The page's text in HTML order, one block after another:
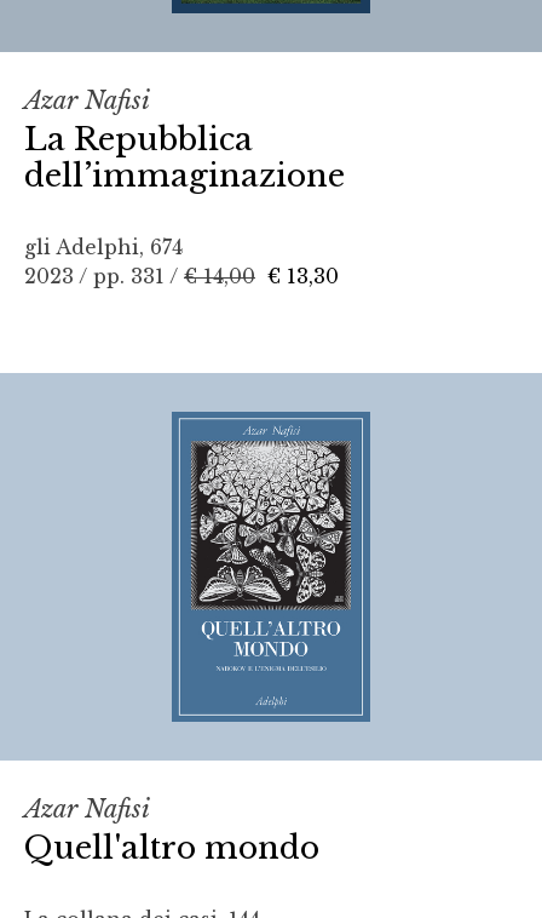
Azar Nafisi
La Repubblica
dell’immaginazione
gli Adelphi, 674
2023 / pp. 331 / € 14,00 € 13,30
Azar Nafisi
Quell'altro mondo